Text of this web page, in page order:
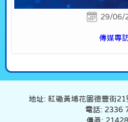
29/06/
傳媒專
地址: 紅磡黃埔花園德豐街
電話: 2336
傳真: